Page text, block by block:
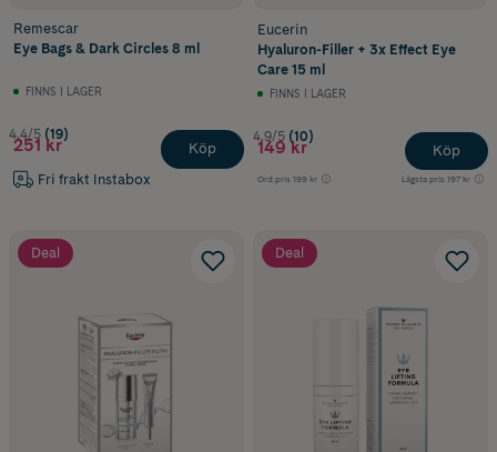
Remescar
Eye Bags & Dark Circles 8 ml
FINNS I LAGER
4.4/5 (19)
251 kr
Fri frakt Instabox
Köp
Eucerin
Hyaluron-Filler + 3x Effect Eye
Care 15 ml
FINNS I LAGER
4.9/5 (10)
149 kr
Ord.pris 199 kr Lägsta pris 197 kr
Köp
Deal Deal